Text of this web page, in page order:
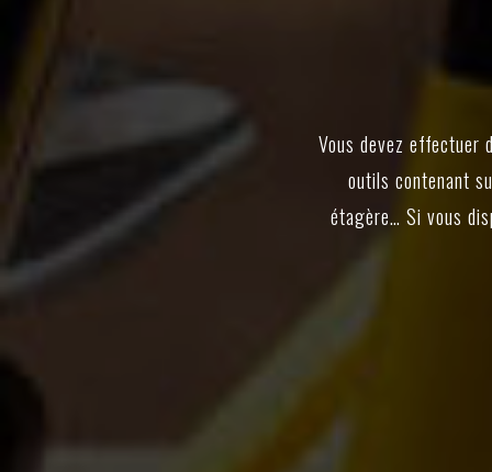
Vous devez
outils contenant
étagère… Si vous